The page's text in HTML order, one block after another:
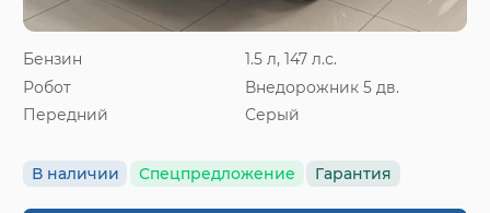
Бензин
1.5 л, 147 л.с.
Робот
Внедорожник 5 дв.
Передний
Серый
В наличии Спецпредложение Гарантия